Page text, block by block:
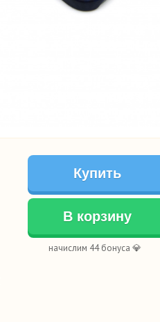
Купить
В корзину
начислим 44 бонуса 💎